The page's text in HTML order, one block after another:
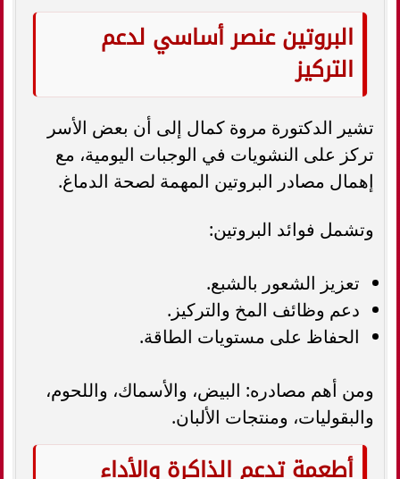
البروتين عنصر أساسي لدعم
التركيز
تشير الدكتورة مروة كمال إلى أن بعض الأسر
تركز على النشويات في الوجبات اليومية، مع
إهمال مصادر البروتين المهمة لصحة الدماغ.
وتشمل فوائد البروتين:
تعزيز الشعور بالشبع.
دعم وظائف المخ والتركيز.
الحفاظ على مستويات الطاقة.
ومن أهم مصادره: البيض، والأسماك، واللحوم،
والبقوليات، ومنتجات الألبان.
أطعمة تدعم الذاكرة والأداء